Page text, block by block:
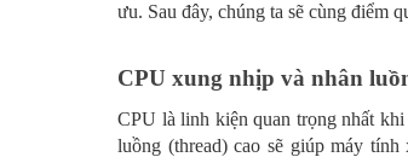
ưu. Sau đây, chúng ta sẽ cùng điểm
CPU xung nhịp và nhân
CPU là linh kiện quan trọng nhất
luồng (thread) cao sẽ giúp máy